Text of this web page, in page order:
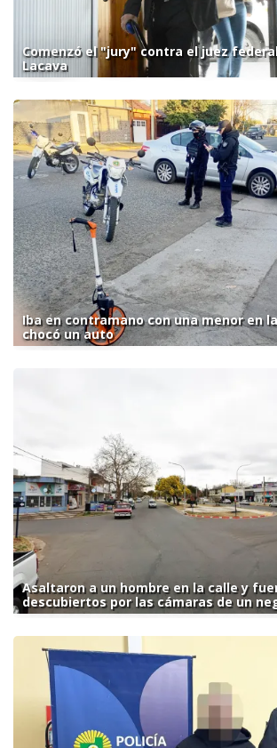
Comenzó el "jury" contra el juez
Lacava
Iba en contramano con una menor en
chocó un auto
Asaltaron a un hombre en la calle y
descubiertos por las cámaras de un